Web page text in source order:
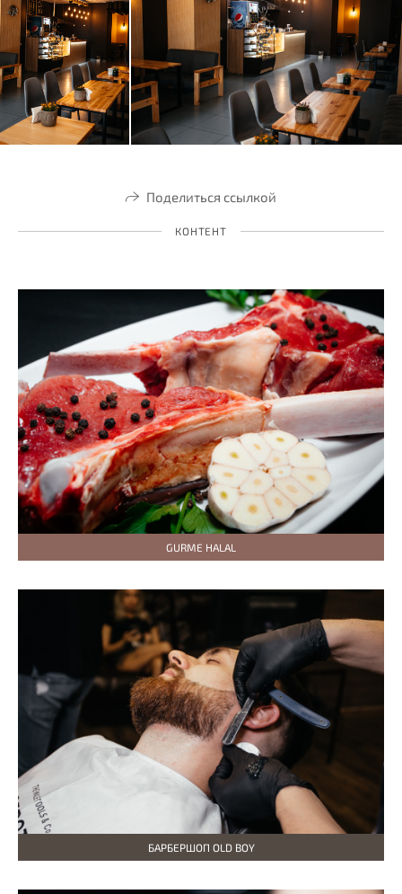
Поделиться ссылкой
КОНТЕНТ
GURME HALAL
БАРБЕРШОП OLD BOY